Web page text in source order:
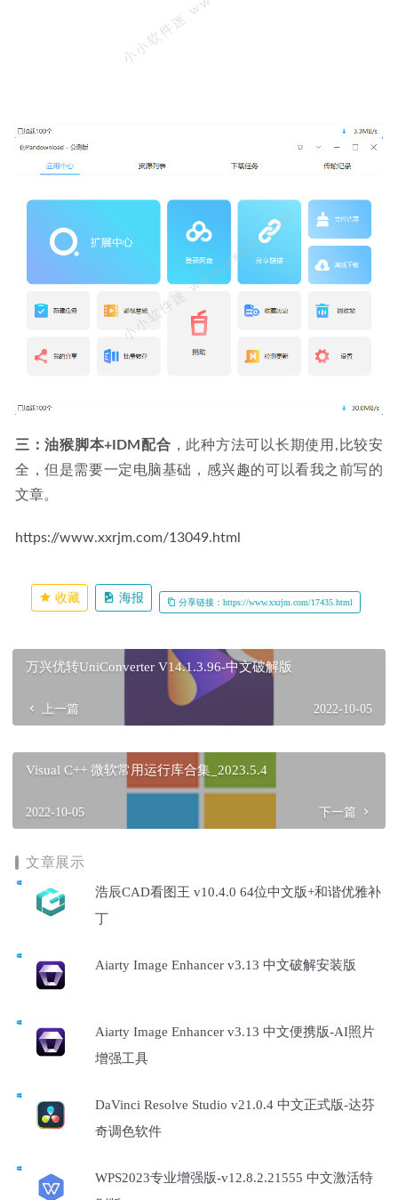
三：油猴脚本+IDM配合 ，此种方法可以长期使用,比较安
全，但是需要一定电脑基础，感兴趣的可以看我之前写的
文章。
https://www.xxrjm.com/13049.html
收藏 海报 分享链接：https://www.xxrjm.com/17435.html
万兴优转UniConverter V14.1.3.96-中文破解版
上一篇 2022-10-05
Visual C++ 微软常用运行库合集_2023.5.4
2022-10-05 下一篇
文章展示
浩辰CAD看图王 v10.4.0 64位中文版+和谐优雅补
丁
Aiarty Image Enhancer v3.13 中文破解安装版
Aiarty Image Enhancer v3.13 中文便携版-AI照片
增强工具
DaVinci Resolve Studio v21.0.4 中文正式版-达芬
奇调色软件
WPS2023专业增强版-v12.8.2.21555 中文激活特